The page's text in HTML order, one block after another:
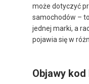
może dotyczyć
samochodów –
jednej marki, a
pojawia się w
Objawy kod